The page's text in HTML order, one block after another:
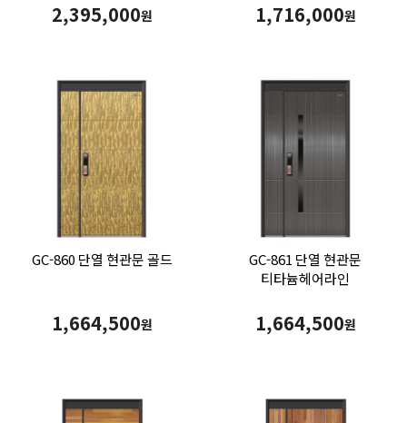
2,395,000원 1,716,000원
GC-860 단열 현관문 골드
1,664,500원
GC-861 단열 현관문
티타늄헤어라인
1,664,500원